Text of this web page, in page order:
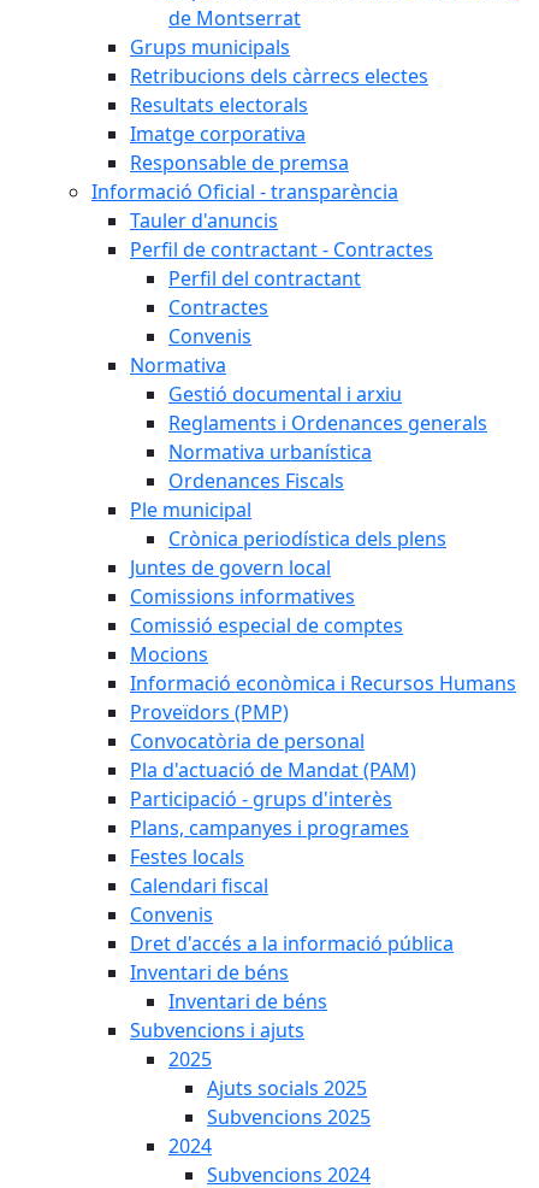
de Montserrat
Grups municipals
Retribucions dels càrrecs electes
Resultats electorals
Imatge corporativa
Responsable de premsa
Informació Oficial - transparència
Tauler d'anuncis
Perfil de contractant - Contractes
Perfil del contractant
Contractes
Convenis
Normativa
Gestió documental i arxiu
Reglaments i Ordenances generals
Normativa urbanística
Ordenances Fiscals
Ple municipal
Crònica periodística dels plens
Juntes de govern local
Comissions informatives
Comissió especial de comptes
Mocions
Informació econòmica i Recursos Humans
Proveïdors (PMP)
Convocatòria de personal
Pla d'actuació de Mandat (PAM)
Participació - grups d'interès
Plans, campanyes i programes
Festes locals
Calendari fiscal
Convenis
Dret d'accés a la informació pública
Inventari de béns
Inventari de béns
Subvencions i ajuts
2025
Ajuts socials 2025
Subvencions 2025
2024
Subvencions 2024